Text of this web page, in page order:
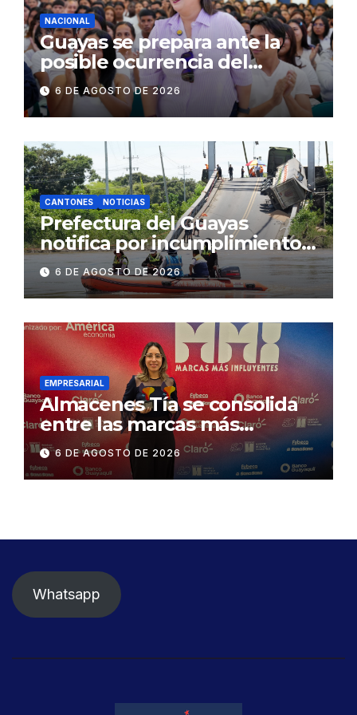
NACIONAL
Guayas se prepara ante la
posible ocurrencia del
fenómeno de El Niño:
Gobierno Nacional capacita a
2.500 jóvenes
6 DE AGOSTO DE 2026
CANTONES NOTICIAS
Prefectura del Guayas
notifica por incumplimiento
contractual a la
Concesionaria CONORTE y
exige celeridad en
desmontaje del puente
Gonzalo Icaza Cornejo, en
Daule
6 DE AGOSTO DE 2026
EMPRESARIAL
Almacenes Tía se consolida
entre las marcas más
influyentes del Ecuador
6 DE AGOSTO DE 2026
Whatsapp